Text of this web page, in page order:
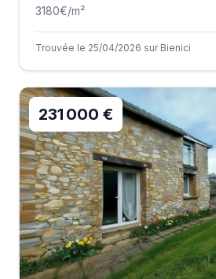
3180€/m²
Trouvée le 25/04/2026 sur Bienici
231 000 €